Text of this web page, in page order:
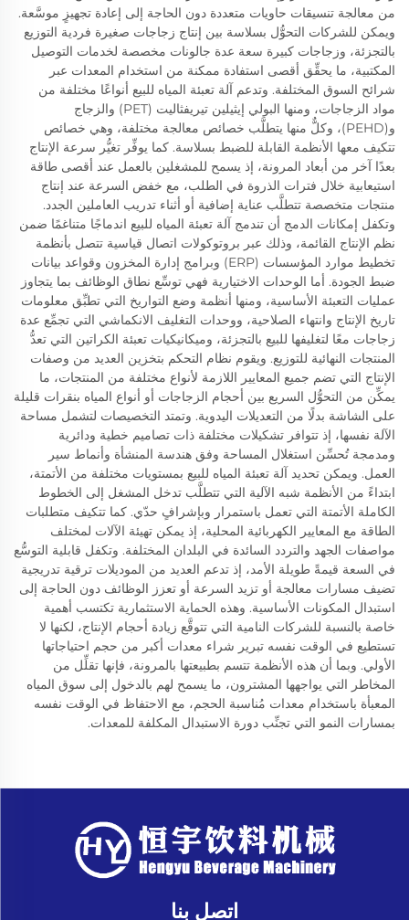
من معالجة تنسيقات حاويات متعددة دون الحاجة إلى إعادة تجهيزٍ موسَّعة.
ويمكن للشركات التحوُّل بسلاسة بين إنتاج زجاجات صغيرة فردية التوزيع
بالتجزئة، وزجاجات كبيرة سعة عدة جالونات مخصصة لخدمات التوصيل
المكتبية، ما يحقِّق أقصى استفادة ممكنة من استخدام المعدات عبر
شرائح السوق المختلفة. وتدعم آلة تعبئة المياه للبيع أنواعًا مختلفة من
مواد الزجاجات، ومنها البولي إيثيلين تيريفثاليت (PET) والزجاج
و(PEHD)، وكلٌّ منها يتطلَّب خصائص معالجة مختلفة، وهي خصائص
تتكيف معها الأنظمة القابلة للضبط بسلاسة. كما يوفِّر تغيُّر سرعة الإنتاج
بعدًا آخر من أبعاد المرونة، إذ يسمح للمشغلين بالعمل عند أقصى طاقة
استيعابية خلال فترات الذروة في الطلب، مع خفض السرعة عند إنتاج
منتجات متخصصة تتطلَّب عناية إضافية أو أثناء تدريب العاملين الجدد.
وتكفل إمكانات الدمج أن تندمج آلة تعبئة المياه للبيع اندماجًا متناغمًا ضمن
نظم الإنتاج القائمة، وذلك عبر بروتوكولات اتصال قياسية تتصل بأنظمة
تخطيط موارد المؤسسات (ERP) وبرامج إدارة المخزون وقواعد بيانات
ضبط الجودة. أما الوحدات الاختيارية فهي توسِّع نطاق الوظائف بما يتجاوز
عمليات التعبئة الأساسية، ومنها أنظمة وضع التواريخ التي تطبِّق معلومات
تاريخ الإنتاج وانتهاء الصلاحية، ووحدات التغليف الانكماشي التي تجمِّع عدة
زجاجات معًا لتغليفها للبيع بالتجزئة، وميكانيكيات تعبئة الكراتين التي تعدُّ
المنتجات النهائية للتوزيع. ويقوم نظام التحكم بتخزين العديد من وصفات
الإنتاج التي تضم جميع المعايير اللازمة لأنواع مختلفة من المنتجات، ما
يمكِّن من التحوُّل السريع بين أحجام الزجاجات أو أنواع المياه بنقرات قليلة
على الشاشة بدلًا من التعديلات اليدوية. وتمتد التخصيصات لتشمل مساحة
الآلة نفسها، إذ تتوافر تشكيلات مختلفة ذات تصاميم خطية ودائرية
ومدمجة تُحسِّن استغلال المساحة وفق هندسة المنشأة وأنماط سير
العمل. ويمكن تحديد آلة تعبئة المياه للبيع بمستويات مختلفة من الأتمتة،
ابتداءً من الأنظمة شبه الآلية التي تتطلَّب تدخل المشغل إلى الخطوط
الكاملة الأتمتة التي تعمل باستمرار وبإشرافٍ حدّي. كما تتكيف متطلبات
الطاقة مع المعايير الكهربائية المحلية، إذ يمكن تهيئة الآلات لمختلف
مواصفات الجهد والتردد السائدة في البلدان المختلفة. وتكفل قابلية التوسُّع
في السعة قيمةً طويلة الأمد، إذ تدعم العديد من الموديلات ترقية تدريجية
تضيف مسارات معالجة أو تزيد السرعة أو تعزز الوظائف دون الحاجة إلى
استبدال المكونات الأساسية. وهذه الحماية الاستثمارية تكتسب أهمية
خاصة بالنسبة للشركات النامية التي تتوقَّع زيادة أحجام الإنتاج، لكنها لا
تستطيع في الوقت نفسه تبرير شراء معدات أكبر من حجم احتياجاتها
الأولي. وبما أن هذه الأنظمة تتسم بطبيعتها بالمرونة، فإنها تقلِّل من
المخاطر التي يواجهها المشترون، ما يسمح لهم بالدخول إلى سوق المياه
المعبأة باستخدام معدات مُناسبة الحجم، مع الاحتفاظ في الوقت نفسه
بمسارات النمو التي تجنِّب دورة الاستبدال المكلفة للمعدات.
اتصل بنا